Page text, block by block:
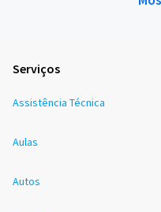
Serviços
Assistência Técnica
Aulas
Autos